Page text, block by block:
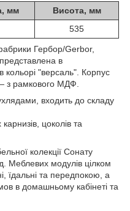
мм
Висота, мм
535
Гербор/Gerbor,
в
кольорі "версаль". Корпус
з рамкового МДФ.
входить до складу
цоколів та
колекції Сонату
Меблевих модулів цілком
їдальні та передпокою, а
в домашньому кабінеті та